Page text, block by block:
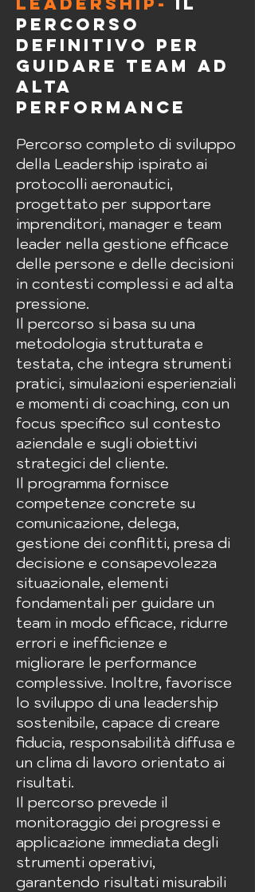
percorso
definitivo per
guidare team ad
alta
performance
Percorso completo di sviluppo
della Leadership ispirato ai
protocolli aeronautici,
progettato per supportare
imprenditori, manager e team
leader nella gestione efficace
delle persone e delle decisioni
in contesti complessi e ad alta
pressione.
Il percorso si basa su una
metodologia strutturata e
testata, che integra strumenti
pratici, simulazioni esperienziali
e momenti di coaching, con un
focus specifico sul contesto
aziendale e sugli obiettivi
strategici del cliente.
Il programma fornisce
competenze concrete su
comunicazione, delega,
gestione dei conflitti, presa di
decisione e consapevolezza
situazionale, elementi
fondamentali per guidare un
team in modo efficace, ridurre
errori e inefficienze e
migliorare le performance
complessive. Inoltre, favorisce
lo sviluppo di una leadership
sostenibile, capace di creare
fiducia, responsabilità diffusa e
un clima di lavoro orientato ai
risultati.
Il percorso prevede il
monitoraggio dei progressi e
applicazione immediata degli
strumenti operativi,
garantendo risultati misurabili